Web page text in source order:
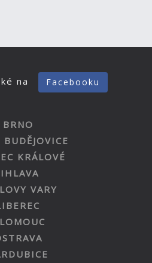
na Facebooku
BRNO
BUDĚJOVICE
KRÁLOVÉ
VARY